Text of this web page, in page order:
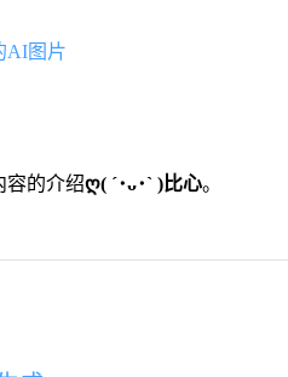
AI图片
容的介绍ღ( ´･ᴗ･` )比心。